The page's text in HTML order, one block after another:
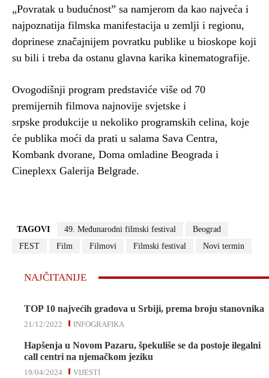
„Povratak u budućnost” sa namjerom da kao najveća i
najpoznatija filmska manifestacija u zemlji i regionu,
doprinese značajnijem povratku publike u bioskope koji
su bili i treba da ostanu glavna karika kinematografije.
Ovogodišnji program predstaviće više od 70
premijernih filmova najnovije svjetske i
srpske produkcije u nekoliko programskih celina, koje
će publika moći da prati u salama Sava Centra,
Kombank dvorane, Doma omladine Beograda i
Cineplexx Galerija Belgrade.
TAGOVI 49. Međunarodni filmski festival
Beograd
FEST
Film Filmovi Filmski festival Novi termin
NAJČITANIJE
TOP 10 najvećih gradova u Srbiji, prema broju stanovnika
INFOGRAFIKA
21/12/2022
Hapšenja u Novom Pazaru, špekuliše se da postoje ilegalni
call centri na njemačkom jeziku
VIJESTI
19/04/2024